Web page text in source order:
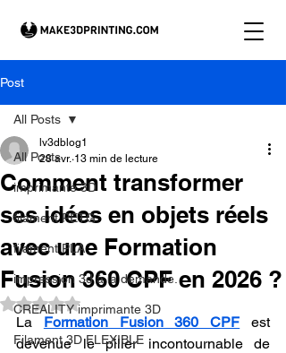
Post
All Posts
imprimante 3D
filament PETG
filament PLA
impression 3d à la demande.
CREALITY imprimante 3D
Filament 3D FLEXIBLE
All Posts
Comment transformer
ses idées en objets réels
avec une Formation
Fusion 360 CPF en 2026 ?
lv3dblog1
28 avr. 13 min de lecture
Noté NaN étoiles sur 5.
La Formation Fusion 360 CPF est
devenue le pilier incontournable de